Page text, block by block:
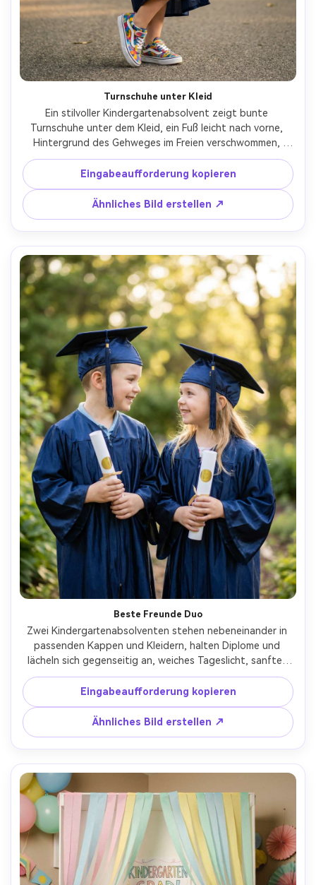
Turnschuhe unter Kleid
Ein stilvoller Kindergartenabsolvent zeigt bunte
Turnschuhe unter dem Kleid, ein Fuß leicht nach vorne,
Hintergrund des Gehweges im Freien verschwommen,
Licht am späten Nachmittag, aufgenommen auf Sony A7R
V, 50mm f/1.8, dreiviertel Körperrahmen, fotorealistisch,
knackiges Stoffdetail, keine logos oder Beschilderung- -
ar 4:5
Eingabeaufforderung kopieren
Ähnliches Bild erstellen ↗
Beste Freunde Duo
Zwei Kindergartenabsolventen stehen nebeneinander in
passenden Kappen und Kleidern, halten Diplome und
lächeln sich gegenseitig an, weiches Tageslicht, sanfter
Bokeh-Hintergrund, aufgenommen auf Canon EOS R5,
85mm f/2.0, mittlere Aufnahme, authentische
Freundschaftsenergie, fotorealistisch, entfernen
Schulbranding-AR 4:5
Eingabeaufforderung kopieren
Ähnliches Bild erstellen ↗